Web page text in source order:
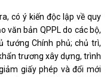
có ý kiến độc lập về quy
văn bản QPPL do các bộ,
tướng Chính phủ; chủ trì,
trương xây dựng, trình
giấy phép và đổi mới